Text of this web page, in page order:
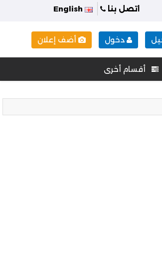
اتصل بنا
دخول أضف إعلان
أقسام أخرى